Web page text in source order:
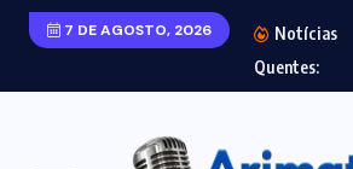
7 DE AGOSTO, 2026
Notícias
Quentes: